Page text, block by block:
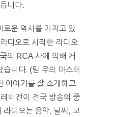
니다.
로운 역사를 가지고 있
디오로 시작한 라디오
의 RCA 사에 의해 커
습니다. (팀 우의 마스터
이야기를 잘 소개하고
비전이 전국 방송의 중
라디오는 음악, 날씨, 교